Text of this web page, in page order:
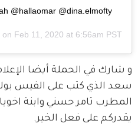
@dina.elmofty 🌹🌹🌹
on Feb 11, 2020 at 6:56am PST
و شارك في الحملة أيضا
سعد الذي كتب على الفيس
المطرب تامر حسني وابنة اخويا
يقدركم على فعل الخير.